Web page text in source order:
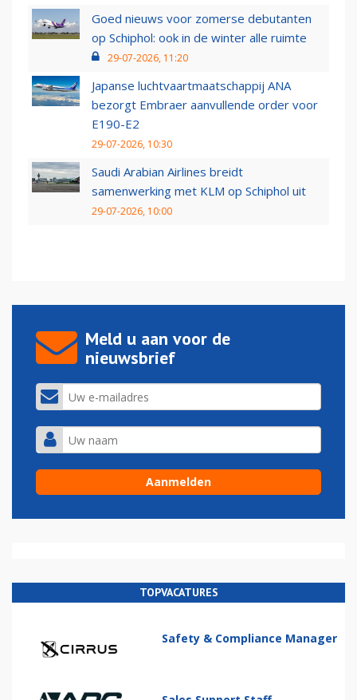
Goed nieuws voor zomerse debutanten
op Schiphol: ook in de winter alle ruimte
29-07-2026, 11:20
Japanse luchtvaartmaatschappij ANA
bezorgt Embraer aanvullende order voor
E190-E2
29-07-2026, 10:30
Saudi Arabian Airlines breidt
samenwerking met KLM op Schiphol uit
29-07-2026, 10:00
Meld u aan voor de
nieuwsbrief
TOPVACATURES
Safety & Compliance Manager